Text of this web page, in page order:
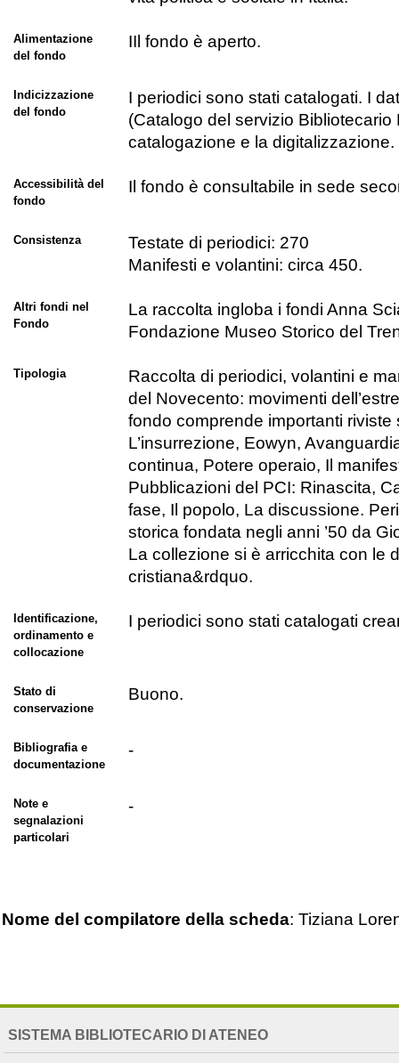
Alimentazione
del fondo
IIl fondo è aperto.
Indicizzazione
del fondo
I periodici sono stati catalogati. I
(Catalogo del servizio
catalogazione e la digitalizzazione.
Accessibilità del
fondo
Il fondo è consultabile in sede
Consistenza
Testate di periodici: 270
Manifesti e volantini: circa 450.
Altri fondi nel
Fondo
La raccolta ingloba i fondi Anna
Fondazione Museo Storico del
Tipologia
Raccolta di periodici, volantini e
del Novecento: movimenti
fondo comprende importanti riviste
L’insurrezione, Eowyn,
continua, Potere operaio, Il
Pubblicazioni del PCI: Rinascita,
fase, Il popolo, La discussione.
storica fondata negli anni ’50 da
La collezione si è arricchita con le
cristiana&rdquo.
Identificazione,
ordinamento e
collocazione
I periodici sono stati catalogati
Stato di
conservazione
Buono.
Bibliografia e
documentazione
-
Note e
segnalazioni
particolari
-
Nome del compilatore della scheda: Tiziana
EXTENDED
SISTEMA BIBLIOTECARIO DI ATENEO